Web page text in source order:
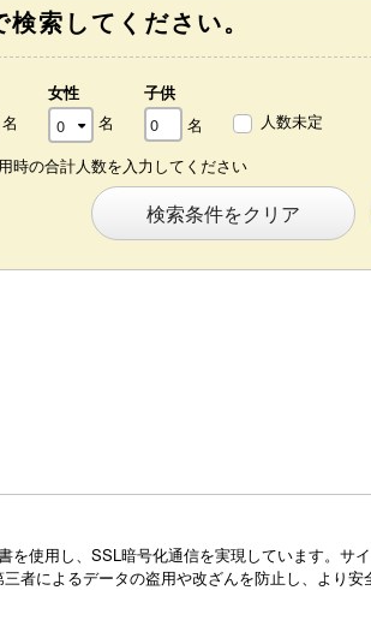
索してください。
名
女性
名
子供
名
人数未定
時の合計人数を入力してください
検索条件をクリア
使用し、SSL暗号化通信を実現しています。サ
者によるデータの盗用や改ざんを防止し、より